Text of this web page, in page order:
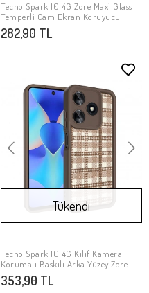
SEPETE EKLE
Tecno Spark 10 4G Zore Maxi Glass
Temperli Cam Ekran Koruyucu
282,90 TL
Stokta Yok
Tükendi
Tecno Spark 10 4G Kılıf Kamera
Korumalı Baskılı Arka Yüzey Zore
Klas Kapak
353,90 TL